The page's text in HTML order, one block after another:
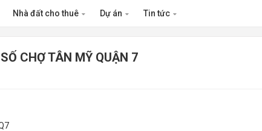
Nhà đất cho thuê Dự án Tin tức
CHỢ TÂN MỸ QUẬN 7